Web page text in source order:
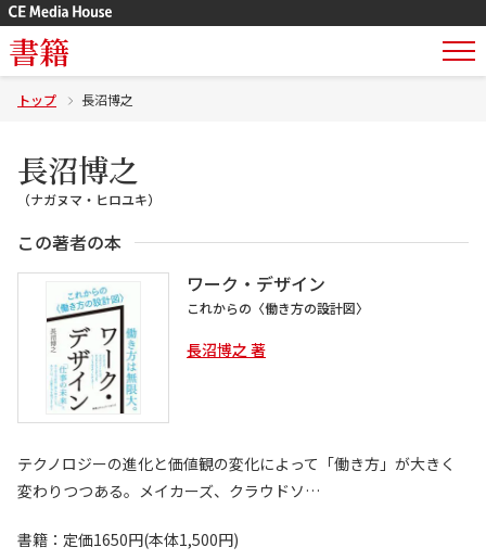
書籍
トップ 長沼博之
長沼博之
（ナガヌマ・ヒロユキ）
この著者の本
ワーク・デザイン
これからの〈働き方の設計図〉
長沼博之 著
テクノロジーの進化と価値観の変化によって「働き方」が大きく
変わりつつある。メイカーズ、クラウドソ…
書籍：定価1650円(本体1,500円)